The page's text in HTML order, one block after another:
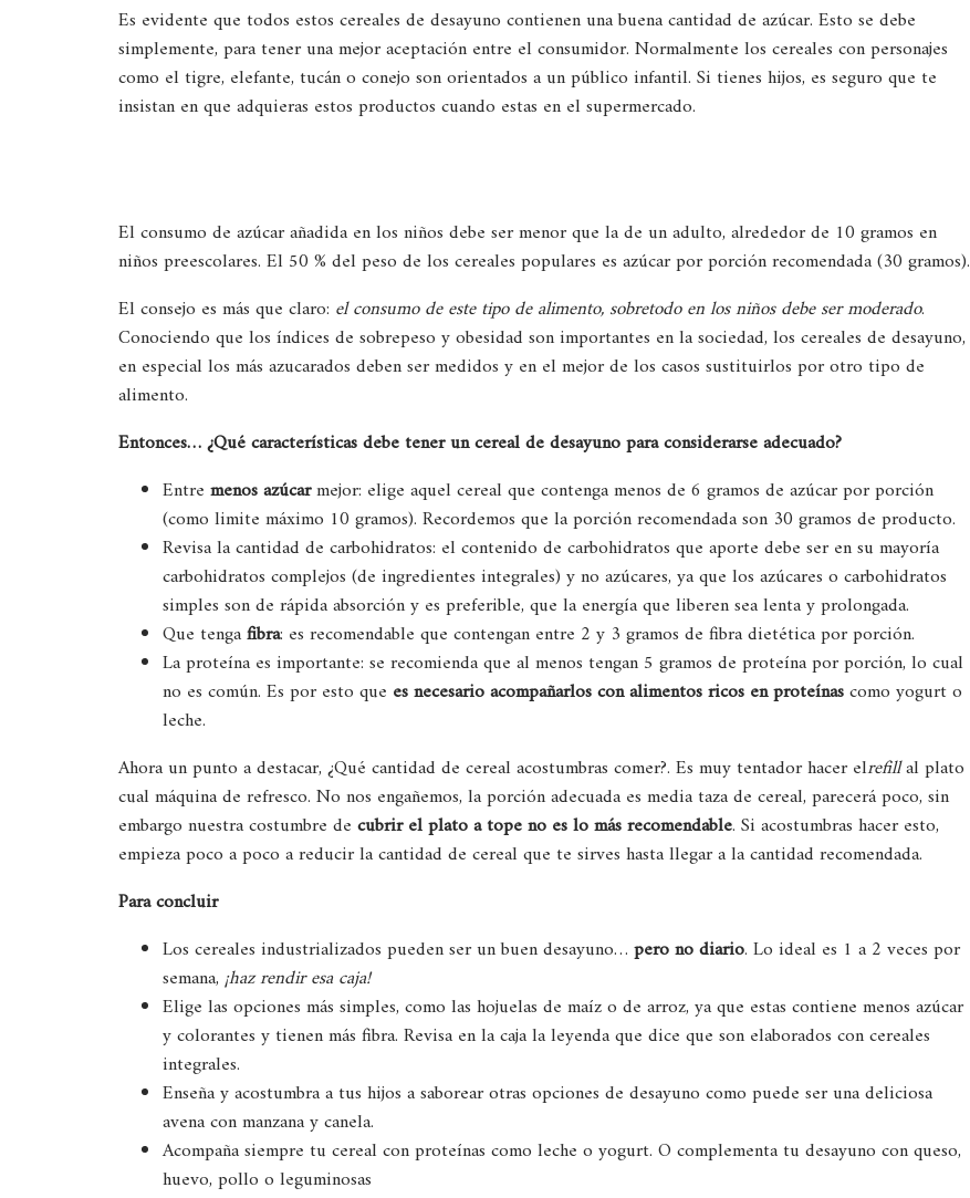
Es evidente que todos estos cereales de desayuno contienen una buena cantidad de azúcar. Esto se debe
simplemente, para tener una mejor aceptación entre el consumidor. Normalmente los cereales con personajes
como el tigre, elefante, tucán o conejo son orientados a un público infantil. Si tienes hijos, es seguro que te
insistan en que adquieras estos productos cuando estas en el supermercado.
El consumo de azúcar añadida en los niños debe ser menor que la de un adulto, alrededor de 10 gramos en
niños preescolares. El 50 % del peso de los cereales populares es azúcar por porción recomendada (30 gramos).
El consejo es más que claro: el consumo de este tipo de alimento, sobretodo en los niños debe ser moderado.
Conociendo que los índices de sobrepeso y obesidad son importantes en la sociedad, los cereales de desayuno,
en especial los más azucarados deben ser medidos y en el mejor de los casos sustituirlos por otro tipo de
alimento.
Entonces… ¿Quécaracterísticas debe tener un cereal de desayuno para considerarse adecuado?
Entre menos azúcarmejor: elige aquel cereal que contenga menos de 6 gramos de azúcar por porción
(como limite máximo 10 gramos). Recordemos que la porción recomendada son 30 gramos de producto.
Revisa la cantidad de carbohidratos: el contenido de carbohidratos que aporte debe ser en su mayoría
carbohidratos complejos (de ingredientes integrales) y no azúcares, ya que los azúcares o carbohidratos
simples son de rápida absorción y es preferible, que la energía que liberen sea lenta y prolongada.
Que tengafibra: es recomendable que contengan entre 2 y 3 gramos de fibra dietética por porción.
La proteína es importante: se recomienda que al menos tengan 5 gramos de proteína por porción, lo cual
no es común. Es por esto que es necesario acompañarlos con alimentos ricos en proteínascomo yogurt o
leche.
Ahora un punto a destacar, ¿Qué cantidad de cereal acostumbras comer?. Es muy tentador hacer elrefillal plato
cual máquina de refresco. No nos engañemos, la porción adecuada es media taza de cereal, parecerá poco, sin
embargo nuestra costumbre de cubrir el plato a tope no es lo más recomendable. Si acostumbras hacer esto,
empieza poco a poco a reducir la cantidad de cereal que te sirves hasta llegar a la cantidad recomendada.
Para concluir
Los cereales industrializados pueden ser un buen desayuno… pero no diario. Lo ideal es 1 a 2 veces por
semana, ¡haz rendir esa caja!
Elige las opciones más simples, como las hojuelas de maíz o de arroz, ya que estas contiene menos azúcar
y colorantes y tienen más fibra. Revisa en la caja la leyenda que dice que son elaborados con cereales
integrales.
Enseña y acostumbra a tus hijos a saborear otras opciones de desayuno como puede ser una deliciosa
avena con manzana y canela.
Acompaña siempre tu cereal con proteínas como leche o yogurt. O complementa tu desayuno con queso,
huevo, pollo o leguminosas